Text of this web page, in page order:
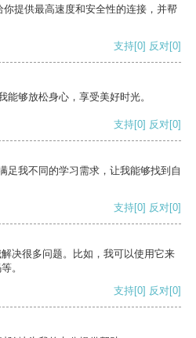
提供最高速度和安全性的连接，并帮
支持[0] 反对[0]
能够放松身心，享受美好时光。
支持[0] 反对[0]
足我不同的学习需求，让我能够找到自
支持[0] 反对[0]
决很多问题。比如，我可以使用它来
。
支持[0] 反对[0]